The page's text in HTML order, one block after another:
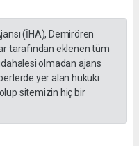
(İHA), Demirören
tarafından eklenen tüm
olmadan ajans
yer alan hukuki
sitemizin hiç bir